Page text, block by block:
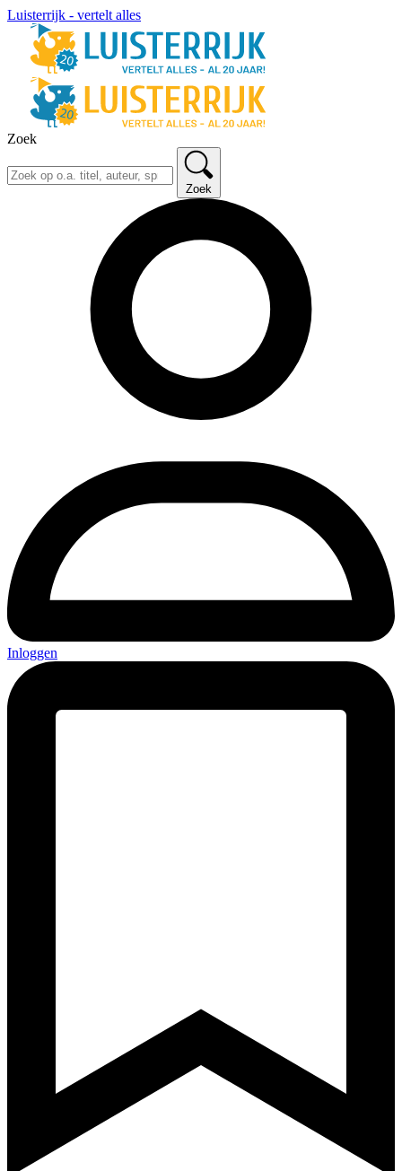
Luisterrijk - vertelt alles
Zoek
Zoek
Inloggen